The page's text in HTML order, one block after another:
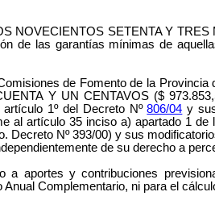
NOVECIENTOS SETENTA Y
de las garantías mínimas de
de Fomento de la Provincia
Y UN CENTAVOS ($
artículo 1º del Decreto Nº806/04 y
al artículo 35 inciso a) apartado 1 de
Decreto Nº 393/00) y sus
de su derecho a
aportes y contribuciones
Complementario, ni para el